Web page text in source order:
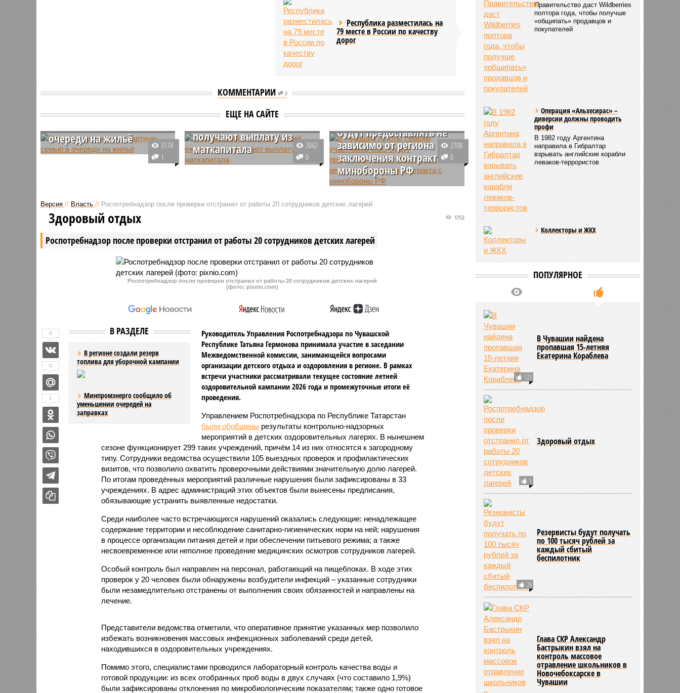
Республика разместилась на
79 месте в России по качеству
дорог
КОММЕНТАРИИ 0
ЕЩЕ НА САЙТЕ
Суд восстановил
очереди на жильё
В Новочебоксарске многодетную
из дочерей вышла замуж и
переехала.
3174
1
В Чувашии более 2 тыс.
семей ежемесячно
получают выплату из
маткапитала
В Чувашии более 2 тыс. семей
2042
0
семьям участников СВО
будут предоставлять не
зависимо от региона
заключения контракта с
минобороны РФ
В Чувашии меры поддержки
предоставлять вне зависимости
министерством обороны России.
2708
0
Версия // Власть // Роспотребнадзор после проверки отстранил от работы 20 сотрудников детских лагерей
Роспотребнадзор после проверки отстранил от работы 20 сотрудников детских лагерей
1752
Здоровый отдых
Роспотребнадзор после проверки отстранил от работы 20 сотрудников детских лагерей
(фото: pixnio.com)
В РАЗДЕЛЕ
В регионе создали резерв
топлива для уборочной кампании
Минпромэнерго сообщило об
уменьшении очередей на
заправках
Руководитель Управления Роспотребнадзора по Чувашской
Республике Татьяна Гермонова принимала участие в заседании
Межведомственной комиссии, занимающейся вопросами
организации детского отдыха и оздоровления в регионе. В рамках
встречи участники рассматривали текущее состояние летней
оздоровительной кампании 2026 года и промежуточные итоги её
проведения.
Управлением Роспотребнадзора по Республике Татарстан
были обобщены результаты контрольно-надзорных
мероприятий в детских оздоровительных лагерях. В нынешнем
сезоне функционирует 299 таких учреждений, причём 14 из них относятся к загородному
типу. Сотрудники ведомства осуществили 105 выездных проверок и профилактических
визитов, что позволило охватить проверочными действиями значительную долю лагерей.
По итогам проведённых мероприятий различные нарушения были зафиксированы в 33
учреждениях. В адрес администраций этих объектов были вынесены предписания,
обязывающие устранить выявленные недостатки.
Среди наиболее часто встречающихся нарушений оказались следующие: ненадлежащее
содержание территории и несоблюдение санитарно-гигиенических норм на ней; нарушения
в процессе организации питания детей и при обеспечении питьевого режима; а также
несвоевременное или неполное проведение медицинских осмотров сотрудников лагерей.
Особый контроль был направлен на персонал, работающий на пищеблоках. В ходе этих
проверок у 20 человек были обнаружены возбудители инфекций – указанные сотрудники
были незамедлительно отстранены от выполнения своих обязанностей и направлены на
лечение.
Представители ведомства отметили, что оперативное принятие указанных мер позволило
избежать возникновения массовых инфекционных заболеваний среди детей,
находившихся в оздоровительных учреждениях.
Помимо этого, специалистами проводился лабораторный контроль качества воды и
готовой продукции: из всех отобранных проб воды в двух случаях (что составило 1,9%)
были зафиксированы отклонения по микробиологическим показателям; также одно готовое
0
0
1
Правительство даст Wildberries
полтора года, чтобы получше
«общипать» продавцов и
покупателей
Операция «Альхесирас» –
диверсии должны проводить
профи
В 1982 году Аргентина
направила в Гибралтар
взрывать английские корабли
леваков-террористов
Коллекторы и ЖКХ
ПОПУЛЯРНОЕ
123
В Чувашии найдена
пропавшая 15-летняя
Екатерина Кораблева
1
Здоровый отдых
26
Резервисты будут получать
по 100 тысяч рублей за
каждый сбитый
беспилотник
Глава СКР Александр
Бастрыкин взял на
контроль массовое
отравление школьников в
Новочебоксарске в
Чувашии